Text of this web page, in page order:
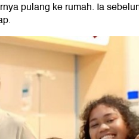
pulang ke rumah. Ia